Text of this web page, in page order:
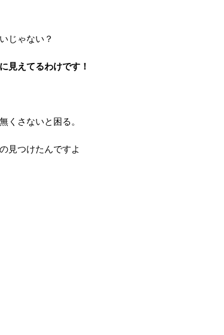
じゃない？
見えてるわけです！
くさないと困る。
見つけたんですよ